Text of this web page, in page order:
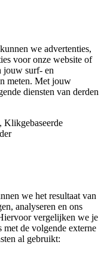
we advertenties,
voor onze website of
jouw surf- en
meten. Met jouw
diensten van derden
we het resultaat van
analyseren en ons
vergelijken we je
met de volgende externe
al gebruikt: